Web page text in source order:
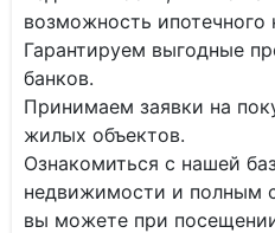
возможность ипотечного
Гарантируем выгодные
банков.
Принимаем заявки на
жилых объектов.
Ознакомиться с нашей
недвижимости и полным
вы можете при